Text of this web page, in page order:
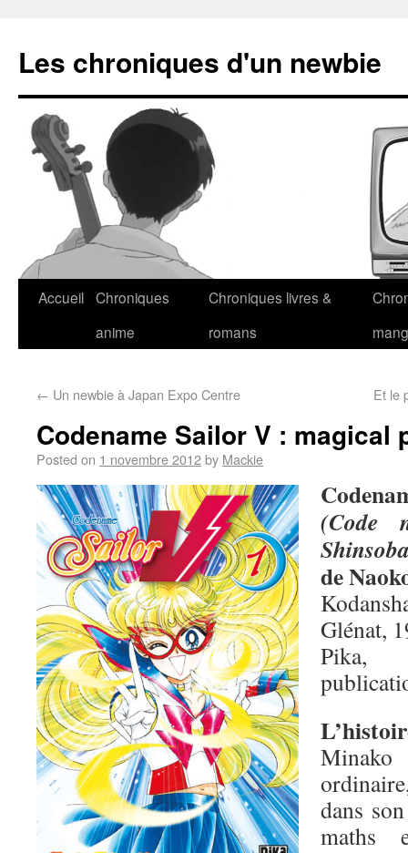
Les chroniques d'un newbie
Accueil Chroniques
anime
Chroniques livres &
romans
← Un newbie à Japan Expo Centre Et le
Codename Sailor V : magical
Posted on 1 novembre 2012by Mackie
(Code
de
Glénat,
Pika,
Minako
dans
maths